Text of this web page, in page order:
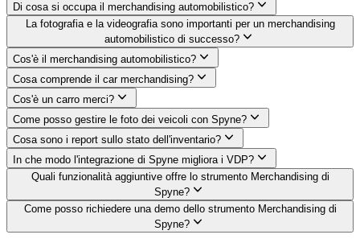
Di cosa si occupa il merchandising automobilistico?
La fotografia e la videografia sono importanti per un merchandising
automobilistico di successo?
Cos'è il merchandising automobilistico?
Cosa comprende il car merchandising?
Cos'è un carro merci?
Come posso gestire le foto dei veicoli con Spyne?
Cosa sono i report sullo stato dell'inventario?
In che modo l'integrazione di Spyne migliora i VDP?
Quali funzionalità aggiuntive offre lo strumento Merchandising di
Spyne?
Come posso richiedere una demo dello strumento Merchandising di
Spyne?